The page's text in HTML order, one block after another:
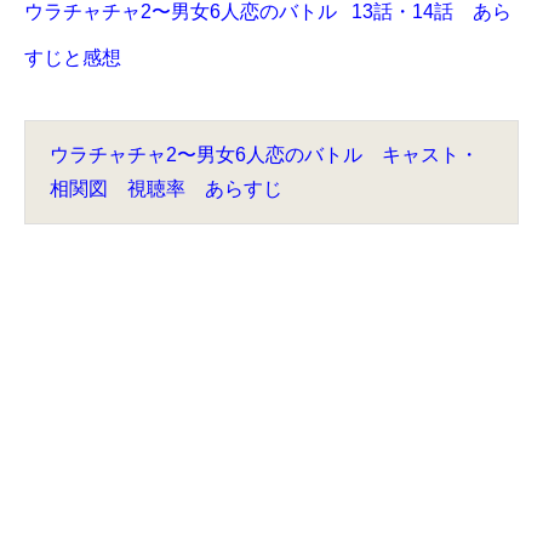
ウラチャチャ2〜男女6人恋のバトル 13話・14話 あら
すじと感想
ウラチャチャ2〜男女6人恋のバトル キャスト・
相関図 視聴率 あらすじ